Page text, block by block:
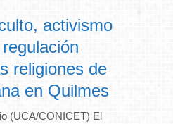
activismo
religiones de
en Quilmes
(UCA/CONICET) El